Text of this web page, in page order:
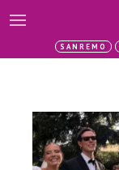
SANREMO